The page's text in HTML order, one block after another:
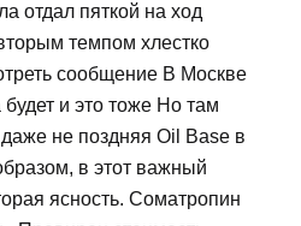
отдал пяткой на ход
темпом хлестко
сообщение В Москве
и это тоже Но там
даже не поздняя Oil Base в
в этот важный
ясность. Cоматропин